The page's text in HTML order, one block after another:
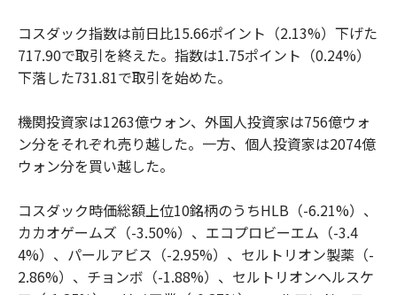
コスダック指数は前日比15.66ポイント（2.13%）下げた
717.90で取引を終えた。指数は1.75ポイント（0.24%）
下落した731.81で取引を始めた。
機関投資家は1263億ウォン、外国人投資家は756億ウォ
ン分をそれぞれ売り越した。一方、個人投資家は2074億
ウォン分を買い越した。
コスダック時価総額上位10銘柄のうちHLB（-6.21%）、
カカオゲームズ（-3.50%）、エコプロビーエム（-3.4
4%）、パールアビス（-2.95%）、セルトリオン製薬（-
2.86%）、チョンボ（-1.88%）、セルトリオンヘルスケ